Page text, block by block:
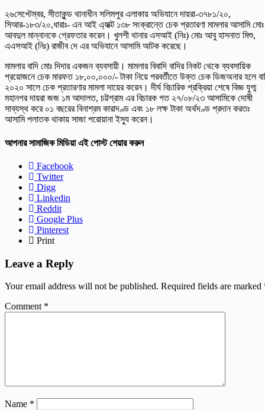
২৬সেপ্টেম্বর, সীতাকুন্ড থানাধীন সলিমপুর এলাকায় অভিযানে দায়রা-৩৭৮১/২০,
সিআর-১৮৩/২০,ধারাঃ- এন আই এ্যাক্ট ১৩৮ সংক্রান্তে চেক প্রতারণা মামলার আসামি মোঃ
আবদুল মান্নানকে গ্রেফতার করেন। খুলশী থানার এসআই (নিঃ) মোঃ আবু হাসনাত মিশু,
এএসআই (নিঃ) রাজীব দে এর অভিযানে আসামি আটক করেছে।
মামলার বাদি মোঃ দিদার একজন ব্যবসায়ী। মামলার বিবাদি বাদির নিকট থেকে ব্যবসায়িক
প্রয়োজনে চেক মারফত ১৮,০০,০০০/- টাকা নিয়ে পরবর্তীতে উক্ত চেক ডিজঅনার হলে
২০২০ সালে চেক প্রতারণার মামলা দায়ের করেন। দীর্ঘ বিচারিক প্রক্রিয়া শেষে বিজ্ঞ যুগ্ম
মহানগর দায়রা জজ ১ম আদালত, চট্টগ্রাম এর বিচারক গত ২৭/০৮/২৩ আসামিকে দোষী
সাব্যস্থ করে ০১ বছরের বিনাশ্রম কারাদণ্ড এবং ১৮ লক্ষ টাকা অর্থদণ্ড প্রদান করতঃ
আসামি পলাতক থাকায় সাজা পরোয়ানা ইস্যু করেন।
আপনার সামাজিক মিডিয়া এই পোস্ট শেয়ার করুন
Facebook
Twitter
Digg
Linkedin
Reddit
Google Plus
Pinterest
Print
Leave a Reply
Your email address will not be published. Required fields are marked
Comment *
Name *